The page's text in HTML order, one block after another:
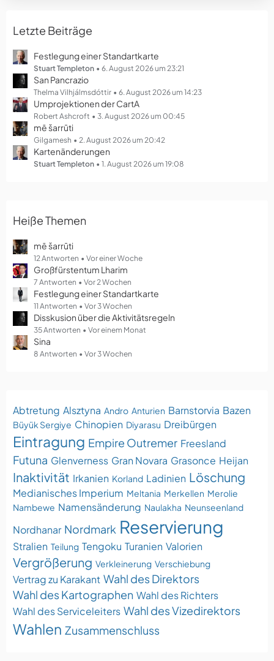
t
r
g
e
e
i
t
r
ä
g
e
Letzte Beiträge
Festlegung einer Standartkarte
Stuart Templeton 6. August 2026 um 23:21
San Pancrazio
Thelma Vilhjálmsdóttir 6. August 2026 um 14:23
Umprojektionen der CartA
Robert Ashcroft 3. August 2026 um 00:45
mē šarrūti
Gilgamesh 2. August 2026 um 20:42
Kartenänderungen
Stuart Templeton 1. August 2026 um 19:08
Heiße Themen
mē šarrūti
12 Antworten Vor einer Woche
Großfürstentum Lharim
7 Antworten Vor 2 Wochen
Festlegung einer Standartkarte
11 Antworten Vor 3 Wochen
Disskusion über die Aktivitätsregeln
35 Antworten Vor einem Monat
Sina
8 Antworten Vor 3 Wochen
Abtretung Alsztyna Andro Anturien Barnstorvia Bazen
Büyük Sergiye Chinopien Diyarasu Dreibürgen
Eintragung Empire Outremer Freesland
Futuna Glenverness Gran Novara Grasonce Heijan
Inaktivität Irkanien Korland Ladinien Löschung
Medianisches Imperium Meltania Merkellen Merolie
Nambewe Namensänderung Naulakha Neunseenland
Nordhanar Nordmark Reservierung
Stralien Teilung Tengoku Turanien Valorien
Vergrößerung Verkleinerung Verschiebung
Vertrag zu Karakant Wahl des Direktors
Wahl des Kartographen Wahl des Richters
Wahl des Serviceleiters Wahl des Vizedirektors
Wahlen Zusammenschluss